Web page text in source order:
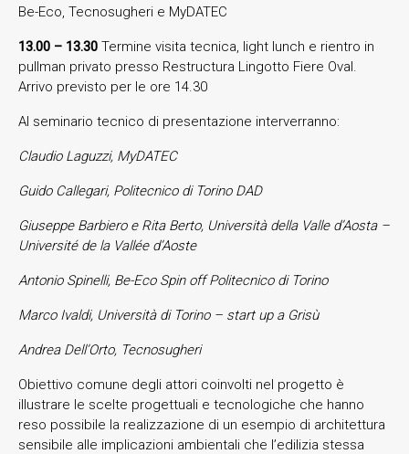
Be-Eco, Tecnosugheri e MyDATEC
13.00 – 13.30 Termine visita tecnica, light lunch e rientro in
pullman privato presso Restructura Lingotto Fiere Oval.
Arrivo previsto per le ore 14.30
Al seminario tecnico di presentazione interverranno:
Claudio Laguzzi, MyDATEC
Guido Callegari, Politecnico di Torino DAD
Giuseppe Barbiero e Rita Berto, Università della Valle d’Aosta –
Université de la Vallée d’Aoste
Antonio Spinelli, Be-Eco Spin off Politecnico di Torino
Marco Ivaldi, Università di Torino – start up a Grisù
Andrea Dell’Orto, Tecnosugheri
Obiettivo comune degli attori coinvolti nel progetto è
illustrare le scelte progettuali e tecnologiche che hanno
reso possibile la realizzazione di un esempio di architettura
sensibile alle implicazioni ambientali che l’edilizia stessa